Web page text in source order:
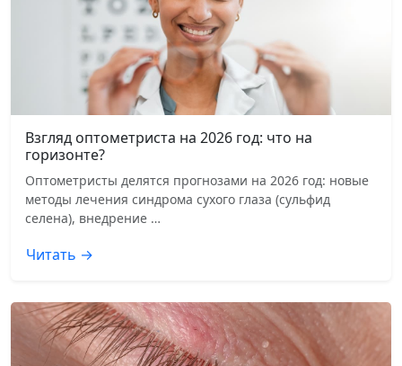
Взгляд оптометриста на 2026 год: что на
горизонте?
Оптометристы делятся прогнозами на 2026 год: новые
методы лечения синдрома сухого глаза (сульфид
селена), внедрение …
Читать →